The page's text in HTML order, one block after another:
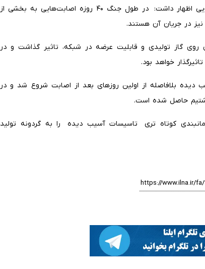
به گزارش ایلنا، محسن پاک نژاد در گفت و گویی اظهار داشت: در طول جنگ ۴۰ روزه اصابت‌هایی به بخشی از
در جریان آن هستند.
گاز تولیدی و قابلیت عرضه در شبکه، تاثیر گذاشت و در
خواهد بود.
دیده بلافاصله از اولین روزهای بعد از اصابت شروع شد و در
حاصل شده است.
کوتاه تری تاسیسات آسیب دیده را به گردونه تولید